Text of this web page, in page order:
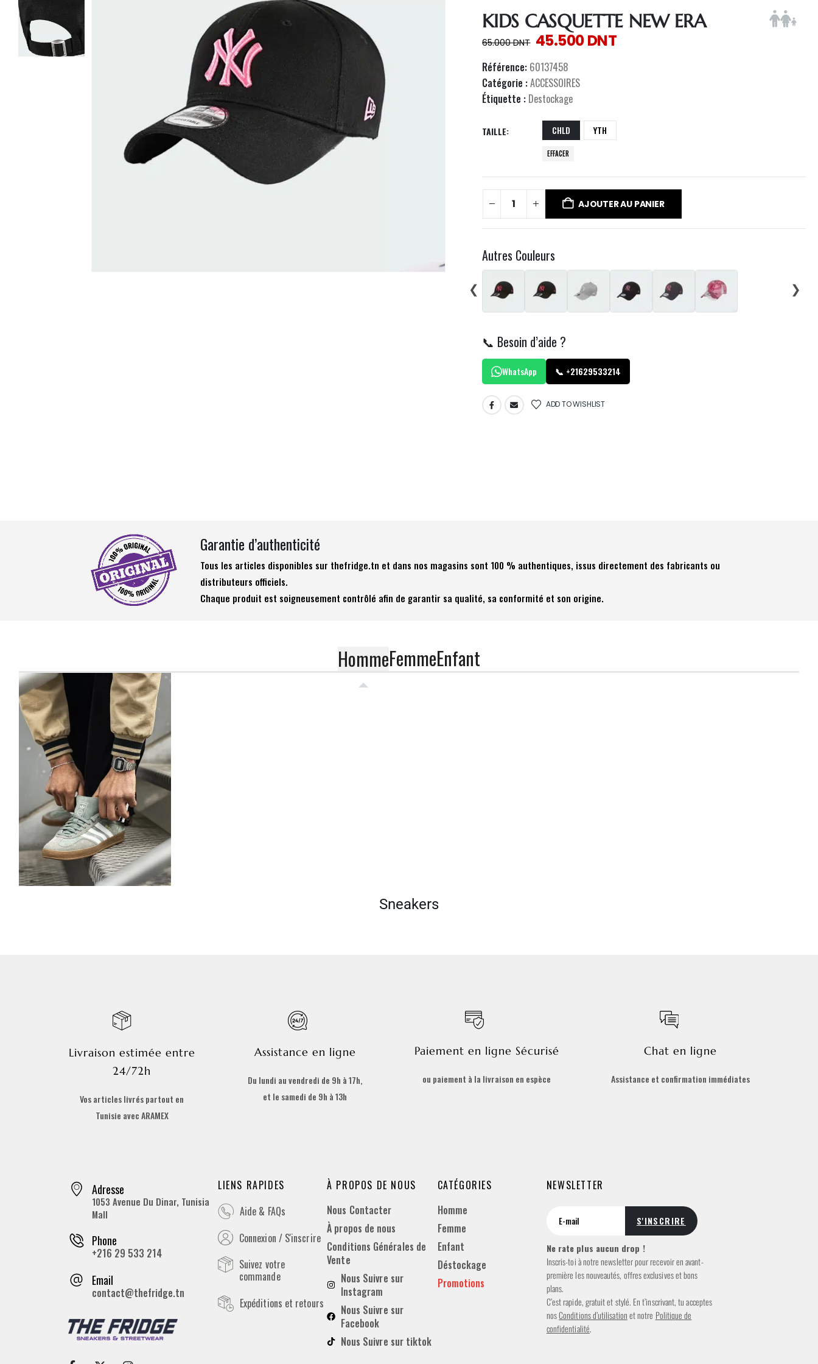
KIDS CASQUETTE NEW ERA
65.000DNT 45.500DNT
Référence: 60137458
Catégorie :ACCESSOIRES
Étiquette : Destockage
TAILLE CHLD YTH
EFFACER
AJOUTER AU PANIER
Autres Couleurs
❮
❯
📞 Besoin d’aide ?
WhatsApp 📞 +21629533214
ADD TO WISHLIST
Garantie d’authenticité
Tous les articles disponibles sur thefridge.tn et dans nos magasins sont 100 % authentiques, issus directement des fabricants ou
distributeurs officiels.
Chaque produit est soigneusement contrôlé afin de garantir sa qualité, sa conformité et son origine.
HommeFemmeEnfant
Sneakers
Livraison estimée entre
24/72h
Vos articles livrés partout en
Tunisie avec ARAMEX
Assistance en ligne
Du lundi au vendredi de 9h à 17h,
et le samedi de 9h à 13h
Paiement en ligne Sécurisé
ou paiement à la livraison en espèce
Chat en ligne
Assistance et confirmation immédiates
Adresse
1053 Avenue Du Dinar, Tunisia
Mall
Phone
+216 29 533 214
Email
contact@thefridge.tn
LIENS RAPIDES
Aide & FAQs
Connexion / S'inscrire
Suivez votre
commande
Expéditions et retours
À PROPOS DE NOUS
Nous Contacter
À propos de nous
Conditions Générales de
Vente
Nous Suivre sur
Instagram
Nous Suivre sur
Facebook
Nous Suivre sur tiktok
CATÉGORIES
Homme
Femme
Enfant
Déstockage
Promotions
NEWSLETTER
Ne rate plus aucun drop !
Inscris-toi à notre newsletter pour recevoir en avant-
première les nouveautés, offres exclusives et bons
plans.
C’est rapide, gratuit et stylé. En t’inscrivant, tu acceptes
nosConditions d’utilisationet notre Politique de
confidentialité.